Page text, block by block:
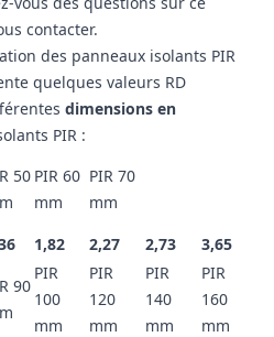
contacter.
des panneaux isolants PIR
quelques valeurs RD
dimensions en
PIR :
50 PIR 60
mm
PIR 70
mm
1,82 2,27 2,73
3,65
90
PIR
100
mm
PIR
120
mm
PIR
140
mm
PIR
160
mm